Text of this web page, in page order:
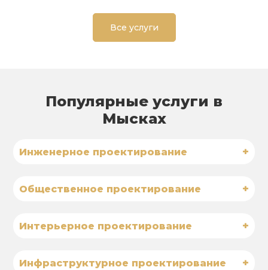
Все услуги
Популярные услуги в
Мысках
Инженерное проектирование +
Общественное проектирование +
Интерьерное проектирование +
Инфраструктурное проектирование +